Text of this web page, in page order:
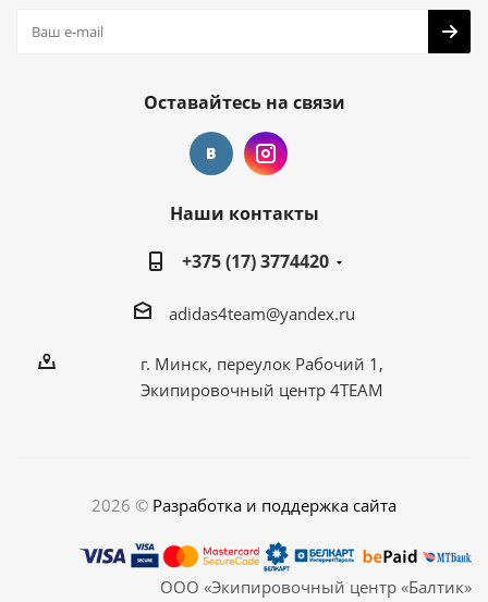
Оставайтесь на связи
Наши контакты
+375 (17) 3774420
adidas4team@yandex.ru
г. Минск, переулок Рабочий 1,
Экипировочный центр 4TEAM
2026 © Разработка и поддержка сайта
ООО «Экипировочный центр «Балтик»